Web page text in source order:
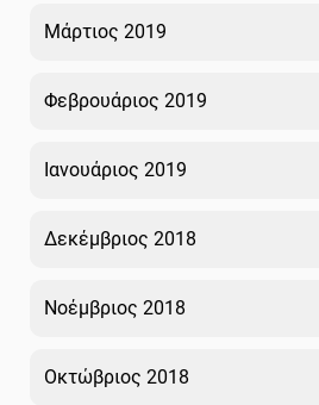
Μάρτιος 2019
Φεβρουάριος 2019
Ιανουάριος 2019
Δεκέμβριος 2018
Νοέμβριος 2018
Οκτώβριος 2018